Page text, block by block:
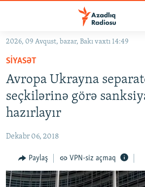
Əsas
qayıt
Əsas
naviqasiyaya
qayıt
Axtarışa
GÜNDƏM
KORRUPSIOMETR
#ƏSLINDƏ
QANUNI DOĞRU
ARAŞDIRMA
MULTIMEDIA
2026, 09 Avqust, bazar, Bakı vaxtı 14:49
SIYASƏT
Avropa Ukrayna
seçkilərinə görə
hazırlayır
Dekabr 06, 2018
Paylaş VPN-siz açmaq